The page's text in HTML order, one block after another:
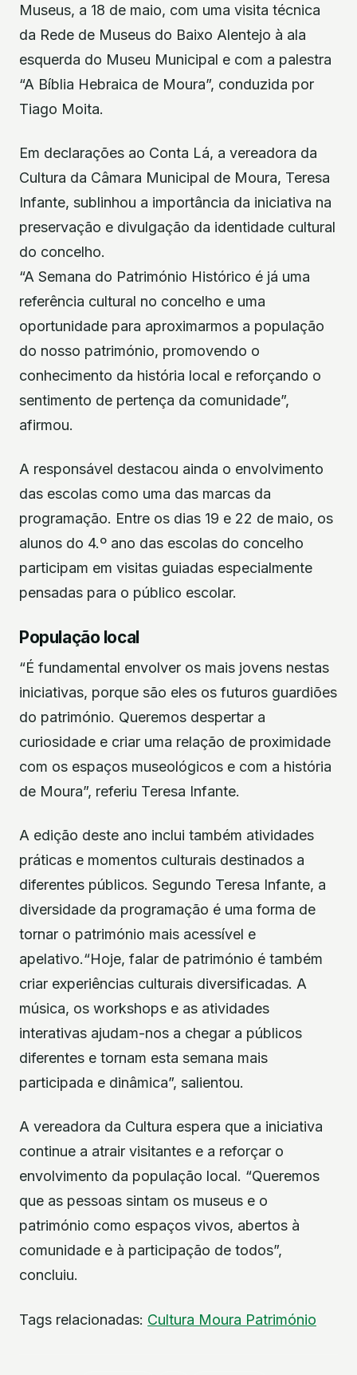
Museus, a 18 de maio, com uma visita técnica
da Rede de Museus do Baixo Alentejo à ala
esquerda do Museu Municipal e com a palestra
“A Bíblia Hebraica de Moura”, conduzida por
Tiago Moita.
Em declarações ao Conta Lá, a vereadora da
Cultura da Câmara Municipal de Moura, Teresa
Infante, sublinhou a importância da iniciativa na
preservação e divulgação da identidade cultural
do concelho.
“A Semana do Património Histórico é já uma
referência cultural no concelho e uma
oportunidade para aproximarmos a população
do nosso património, promovendo o
conhecimento da história local e reforçando o
sentimento de pertença da comunidade”,
afirmou.
A responsável destacou ainda o envolvimento
das escolas como uma das marcas da
programação. Entre os dias 19 e 22 de maio, os
alunos do 4.º ano das escolas do concelho
participam em visitas guiadas especialmente
pensadas para o público escolar.
População local
“É fundamental envolver os mais jovens nestas
iniciativas, porque são eles os futuros guardiões
do património. Queremos despertar a
curiosidade e criar uma relação de proximidade
com os espaços museológicos e com a história
de Moura”, referiu Teresa Infante.
A edição deste ano inclui também atividades
práticas e momentos culturais destinados a
diferentes públicos. Segundo Teresa Infante, a
diversidade da programação é uma forma de
tornar o património mais acessível e
apelativo.“Hoje, falar de património é também
criar experiências culturais diversificadas. A
música, os workshops e as atividades
interativas ajudam-nos a chegar a públicos
diferentes e tornam esta semana mais
participada e dinâmica”, salientou.
A vereadora da Cultura espera que a iniciativa
continue a atrair visitantes e a reforçar o
envolvimento da população local. “Queremos
que as pessoas sintam os museus e o
património como espaços vivos, abertos à
comunidade e à participação de todos”,
concluiu.
Tags relacionadas: Cultura Moura Património